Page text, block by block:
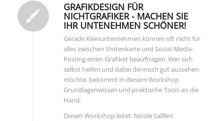
GRAFIKDESIGN FÜR
NICHTGRAFIKER - MACHEN SIE
IHR UNTENEHMEN SCHÖNER!
Gerade Kleinunternehmen können oft nicht für
alles zwischen Visitenkarte und Social-Media-
Posting einen Grafiker beauftragen. Wer sich
selbst helfen und dabei dennoch gut aussehen
möchte, bekommt in diesem Workshop
Grundlagenwissen und praktische Tools an die
Hand.
Diesen Workshop leitet: Nicole Sallfert